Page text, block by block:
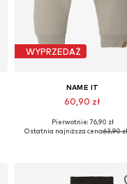
WYPRZEDAŻ
NAME IT
60,90 zł
Dostępne w różnych
Pierwotnie: 76,90 zł
Ostatnia najniższa cena:63,90 zł